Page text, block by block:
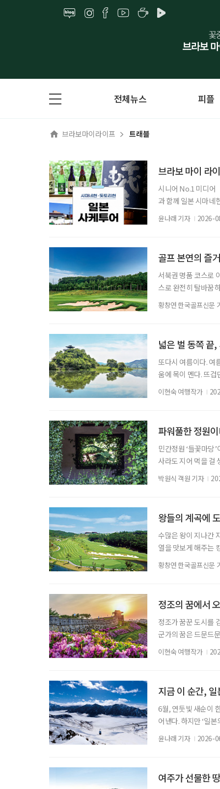
전체뉴스 피플
브라보마이라이프 트래블
브라보 마이 라
시니어 No.1 미디어
과 함께 일본 시마네
다. 여행 일정은 12
슈를 만드는 사카
윤나래 기자 2026-
골프 본연의 즐
서북권 명품 코스로
스로 완전히 탈바꿈
나 자신만의 ‘인생
운 풍경 때문일 수
황창연 한국골프신문
넓은 벌 동쪽 끝
또다시 여름이다. 여
움에 목이 멘다. 뜨
지 못하던 뜨겁던
여름을 만났다. ‘넓
이현숙 여행작가
파워풀한 정원
민간정원 ‘들꽃마당
사라도 지어 먹을 걸
찼다. 여론이란 때
원주가 세상을 미
박원식 객원 기자
왕들의 계곡에
수많은 왕이 지나간
열을 맛보게 해주는
쟁이 끊이지 않았다.
문이었다. 그래서
황창연 한국골프신문
정조의 꿈에서
정조가 꿈꾼 도시를
군가의 꿈은 드문드
히 굳건하다. 그 안
만나고 또 다른 계
이현숙 여행작가
지금 이 순간,
6월, 연둣빛 새순이
어낸다. 하지만 ‘일
기다리고 있다. 해
트’. 일 년 중 절반
윤나래 기자 2026-
여주가 선물한